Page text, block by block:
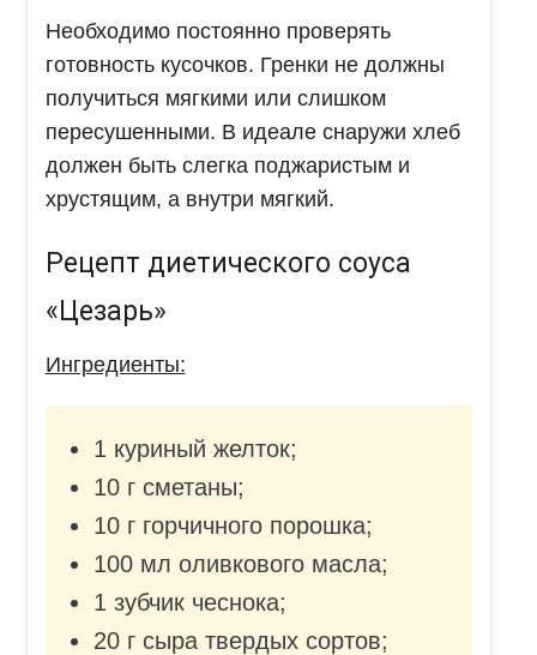
Необходимо постоянно проверять
готовность кусочков. Гренки не должны
получиться мягкими или слишком
пересушенными. В идеале снаружи хлеб
должен быть слегка поджаристым и
хрустящим, а внутри мягкий.
Рецепт диетического соуса
«Цезарь»
Ингредиенты:
1 куриный желток;
10 г сметаны;
10 г горчичного порошка;
100 мл оливкового масла;
1 зубчик чеснока;
20 г сыра твердых сортов;